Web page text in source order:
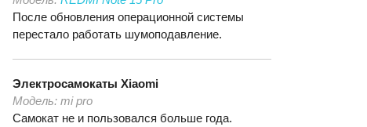
После обновления операционной системы
перестало работать шумоподавление.
Электросамокаты Xiaomi
Модель: mi pro
Самокат не и пользовался больше года.